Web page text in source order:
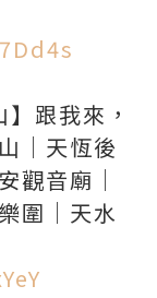
跟我來，
｜天恆後
觀音廟｜
圍｜天水